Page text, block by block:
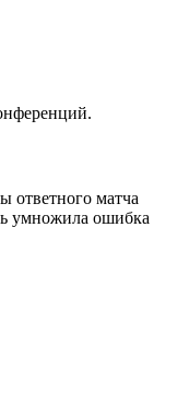
ответного матча
умножила ошибка